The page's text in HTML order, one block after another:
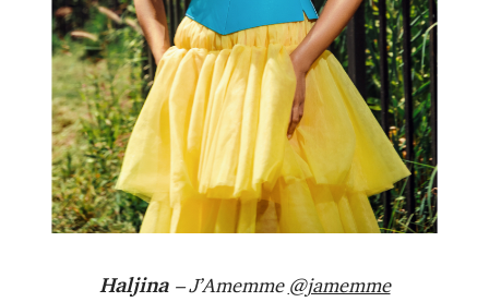
Haljina – J’Amemme @jamemme